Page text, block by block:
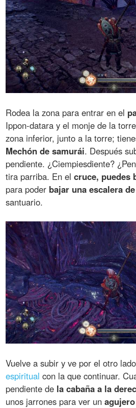
Rodea la zona para entrar en el
Ippon-datara y el monje de la
zona inferior, junto a la torre;
Mechón de samurái. Después
pendiente. ¿Ciempiesdiente?
tira parriba. En elcruce, puedes
para poder bajar una escalera
santuario.
Vuelve a subir y ve por el otro
espiritual con la que continuar.
pendiente de la cabaña a la
unos jarrones para ver un